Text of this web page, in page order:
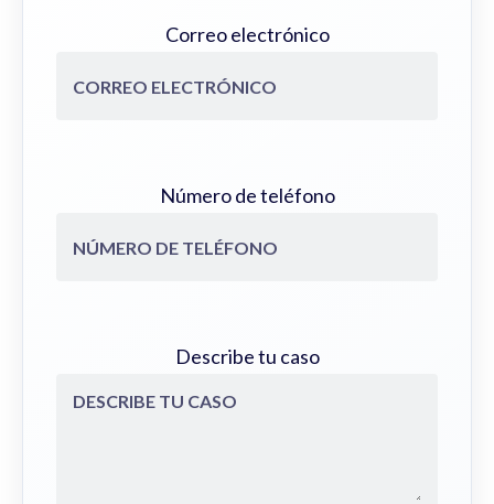
Correo electrónico
Número de teléfono
Describe tu caso